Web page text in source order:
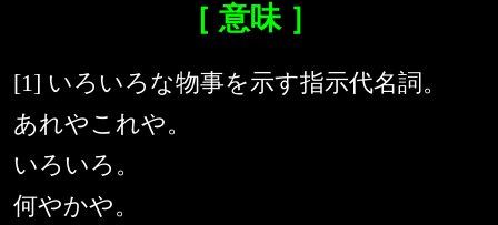
［ 意味 ］
[1] いろいろな物事を示す指示代名詞。
あれやこれや。
いろいろ。
何やかや。